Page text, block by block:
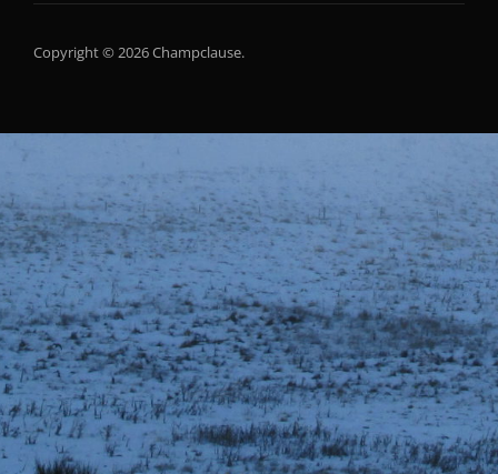
Copyright © 2026 Champclause.